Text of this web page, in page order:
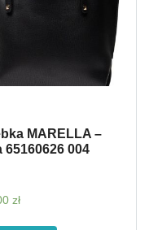
MARELLA –
65160626 004
zł